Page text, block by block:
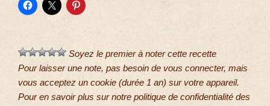
Soyez le premier à noter cette recette
Pour laisser une note, pas besoin de vous connecter, mais
vous acceptez un cookie (durée 1 an) sur votre appareil.
Pour en savoir plus sur notre politique de confidentialité des